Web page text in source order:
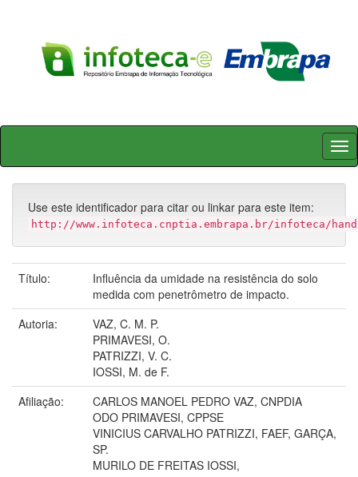
Skip
Use este identificador para citar ou linkar para este item:
http://www.infoteca.cnptia.embrapa.br/infoteca/
Título:
Influência da umidade na resistência do solo
medida com penetrômetro de impacto.
Autoria:
VAZ, C. M. P.
PRIMAVESI, O.
PATRIZZI, V. C.
IOSSI, M. de F.
Afiliação:
CARLOS MANOEL PEDRO VAZ, CNPDIA
ODO PRIMAVESI, CPPSE
VINICIUS CARVALHO PATRIZZI, FAEF, GARÇA,
SP.
MURILO DE FREITAS IOSSI,